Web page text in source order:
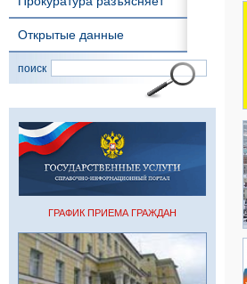
Открытые данные
поиск
ГРАФИК ПРИЕМА ГРАЖДАН